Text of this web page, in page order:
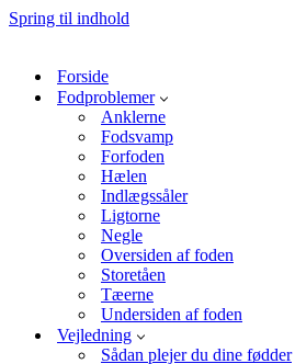
Spring til indhold
Forside
Fodproblemer
Anklerne
Fodsvamp
Forfoden
Hælen
Indlægssåler
Ligtorne
Negle
Oversiden af foden
Storetåen
Tæerne
Undersiden af foden
Vejledning
Sådan plejer du dine fødder